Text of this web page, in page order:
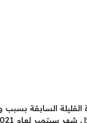
السابقة بسبب